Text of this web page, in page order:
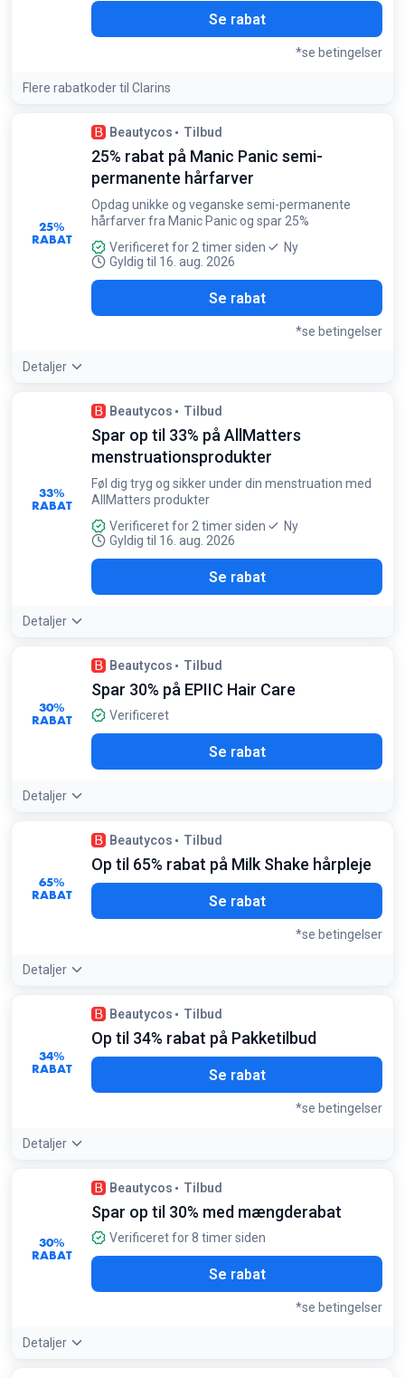
Se rabat
*se betingelser
Flere rabatkoder til Clarins
25%
RABAT
Beautycos Tilbud
25% rabat på Manic Panic semi-
permanente hårfarver
Opdag unikke og veganske semi-permanente
hårfarver fra Manic Panic og spar 25%
Verificeret for 2 timer siden
Ny
Gyldig til 16. aug. 2026
Se rabat
*se betingelser
Detaljer
Betingelser:
Gælder kun Manic Panic semi-permanente hårfarver
33%
RABAT
Beautycos Tilbud
Spar op til 33% på AllMatters
menstruationsprodukter
Føl dig tryg og sikker under din menstruation med
AllMatters produkter
Verificeret for 2 timer siden
Ny
Gyldig til 16. aug. 2026
Se rabat
Detaljer
30%
RABAT
Beautycos Tilbud
Spar 30% på EPIIC Hair Care
Verificeret
Se rabat
Detaljer
Tilbudsdetaljer:
Dette er en af de højeste faste brand-
rabatter tilgængelige lige nu
65%
RABAT
Beautycos Tilbud
Op til 65% rabat på Milk Shake hårpleje
Se rabat
*se betingelser
Detaljer
Tilbudsdetaljer:
Kig efter de store 1000 ml flasker for at
opnå den højeste procentvise besparelse
Betingelser:
Gælder kun udvalgte Milk Shake produkter
34%
RABAT
Beautycos Tilbud
Op til 34% rabat på Pakketilbud
Se rabat
*se betingelser
Detaljer
Tilbudsdetaljer:
Pakketilbud kombinerer ofte shampoo og
balsam eller kosttilskud, hvilket er billigere end at købe dem
Betingelser:
Gælder kun færdigpakkede sæt i kategorien Pakketilbud
30%
RABAT
Beautycos Tilbud
Spar op til 30% med mængderabat
Verificeret for 8 timer siden
Se rabat
*se betingelser
Detaljer